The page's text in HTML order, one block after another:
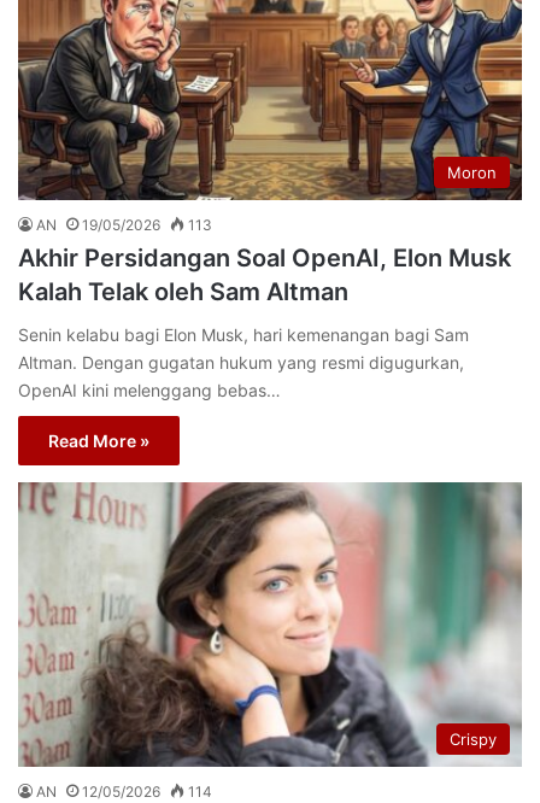
Moron
AN 19/05/2026 113
Akhir Persidangan Soal OpenAI, Elon Musk
Kalah Telak oleh Sam Altman
Senin kelabu bagi Elon Musk, hari kemenangan bagi Sam
Altman. Dengan gugatan hukum yang resmi digugurkan,
OpenAI kini melenggang bebas…
Read More »
Crispy
AN 12/05/2026 114